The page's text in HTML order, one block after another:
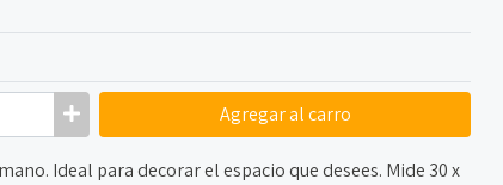
Agregaral carro
Ideal para decorar el espacio que desees. Mide 30 x